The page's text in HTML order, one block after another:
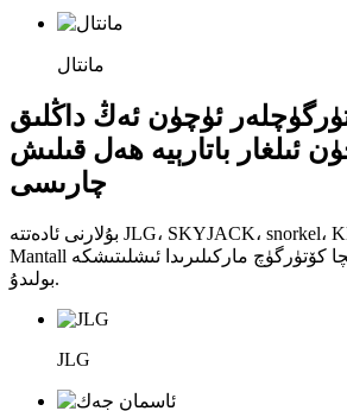
مانتال
ئۈچۈن ئەڭ داڭلىق
ئىلغار باتارېيە ھەل قىلىش
چارىسى
بۇلارنى ئادەتتە JLG، SKYJACK، snorkel، KLUBB، Genie، Nidec،
Mantall قاتارلىق داڭلىق قايچا كۆتۈرگۈچ ماركىلىرىدا ئىشلىتىشكە
بولىدۇ.
JLG